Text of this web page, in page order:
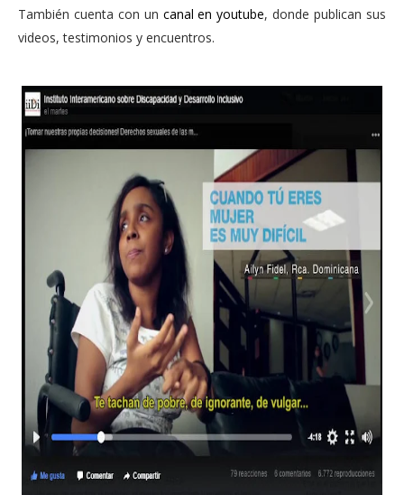
También cuenta con un canal en youtube, donde publican sus
videos, testimonios y encuentros.